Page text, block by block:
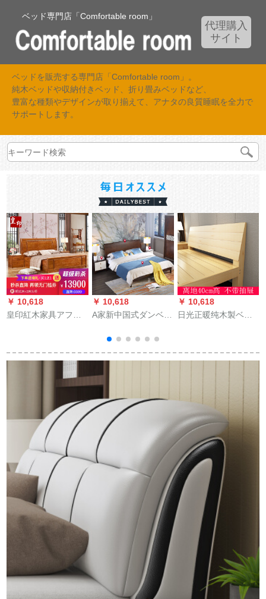
ベッド専門店「Comfortable room」
代理購入
サイト
ベッドを販売する専門店「Comfortable room」。
純木ベッドや収納付きベッド、折り畳みベッドなど、
豊富な種類やデザインが取り揃えて、アナタの良質睡眠を全力で
サポートします。
￥ 10,618
皇印紅木家具アフリ
中華風寝室家具大婚
1.8 mダンベル2702
ベド+ベドラビネット
￥ 10,618
A家新中国式ダンベル
纳纳纳纳纳纳纳纳纳
纳纳め1.5メトル1.8
+ベド+ベド头箱*2フ
レムキーケース*2
￥ 10,618
日光正暖纯木製ベド
プ简易1.2シングベル